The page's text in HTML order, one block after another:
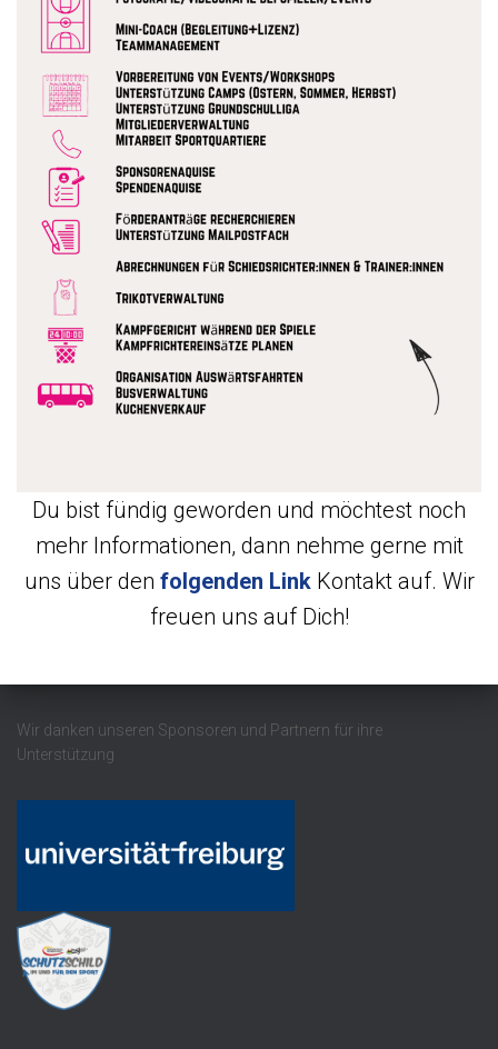
Du bist fündig geworden und möchtest noch
mehr Informationen, dann nehme gerne mit
uns über den folgenden LinkKontakt auf. Wir
freuen uns auf Dich!
Wir danken unseren Sponsoren und Partnern für ihre
Unterstützung